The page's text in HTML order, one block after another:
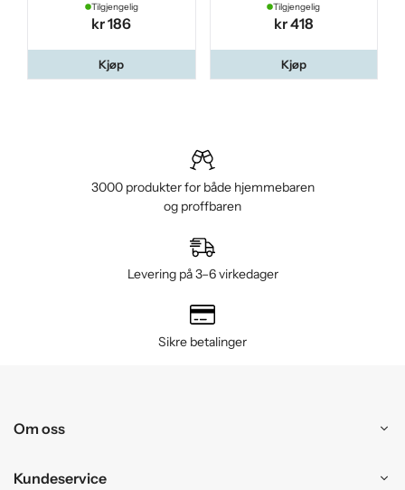
Tilgjengelig
kr 186
Kjøp
Tilgjengelig
kr 418
Kjøp
3000 produkter for både hjemmebaren
og proffbaren
Levering på 3–6 virkedager
Sikre betalinger
Om oss
Kundeservice